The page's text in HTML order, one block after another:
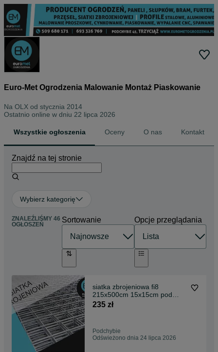
Euro-Met Ogrodzenia Malowanie Montaż Piaskowanie
Na OLX od stycznia 2014
Ostatnio online w dniu 22 lipca 2026
Wszystkie ogłoszenia Oceny O nas Kontakt
Znajdź na tej stronie
Wybierz kategorię
ZNALEŹLIŚMY 46
OGŁOSZEŃ
Sortowanie Opcje przeglądania
siatka zbrojeniowa fi8
215x500cm 15x15cm pod
wylewki stal żebro
235 zł
Podchybie
Odświeżono dnia 24 lipca 2026